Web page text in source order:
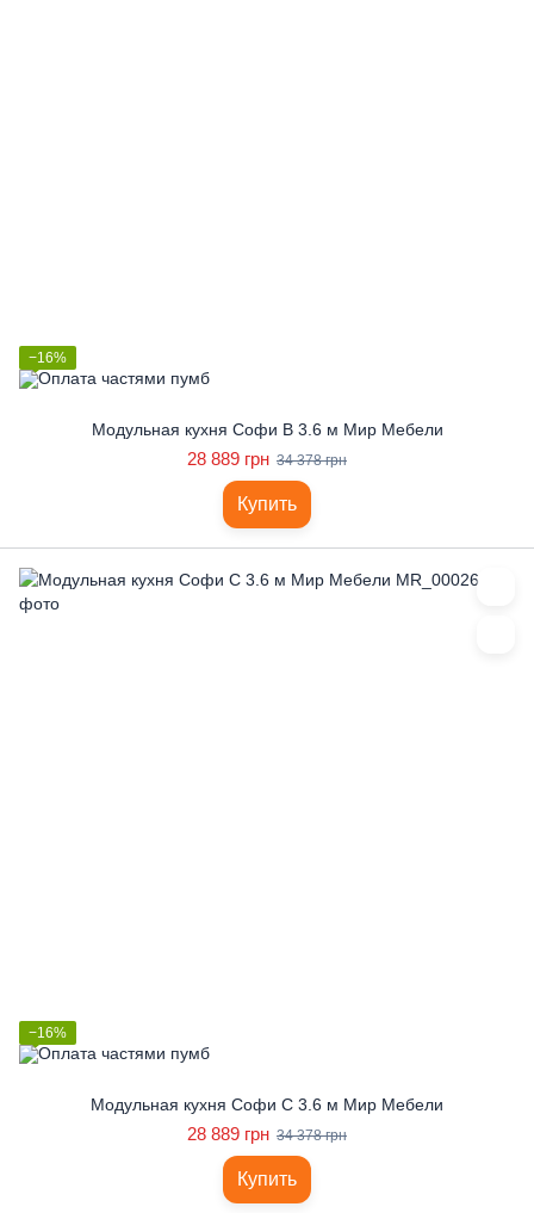
−16%
Модульная кухня Софи В 3.6 м Мир Мебели
28 889 грн 34 378 грн
Купить
−16%
Модульная кухня Софи С 3.6 м Мир Мебели
28 889 грн 34 378 грн
Купить